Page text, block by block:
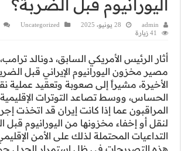
اضف تعليق
تساؤلات حول
الأمريكية
نقل هذا المخزون
يتساءل
احترازية
الهجوم، وما هي
والدولي، وتأتي
البرنامج